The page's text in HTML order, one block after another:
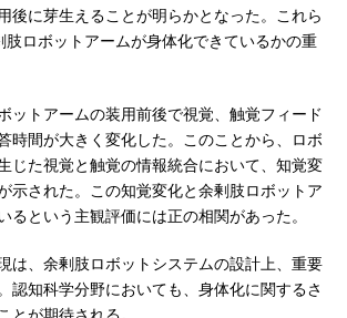
後に芽生えることが明らかとなった。これら
肢ロボットアームが身体化できているかの重
ットアームの装用前後で視覚、触覚フィード
時間が大きく変化した。このことから、ロボ
じた視覚と触覚の情報統合において、知覚変
示された。この知覚変化と余剰肢ロボットア
るという主観評価には正の相関があった。
は、余剰肢ロボットシステムの設計上、重要
認知科学分野においても、身体化に関するさ